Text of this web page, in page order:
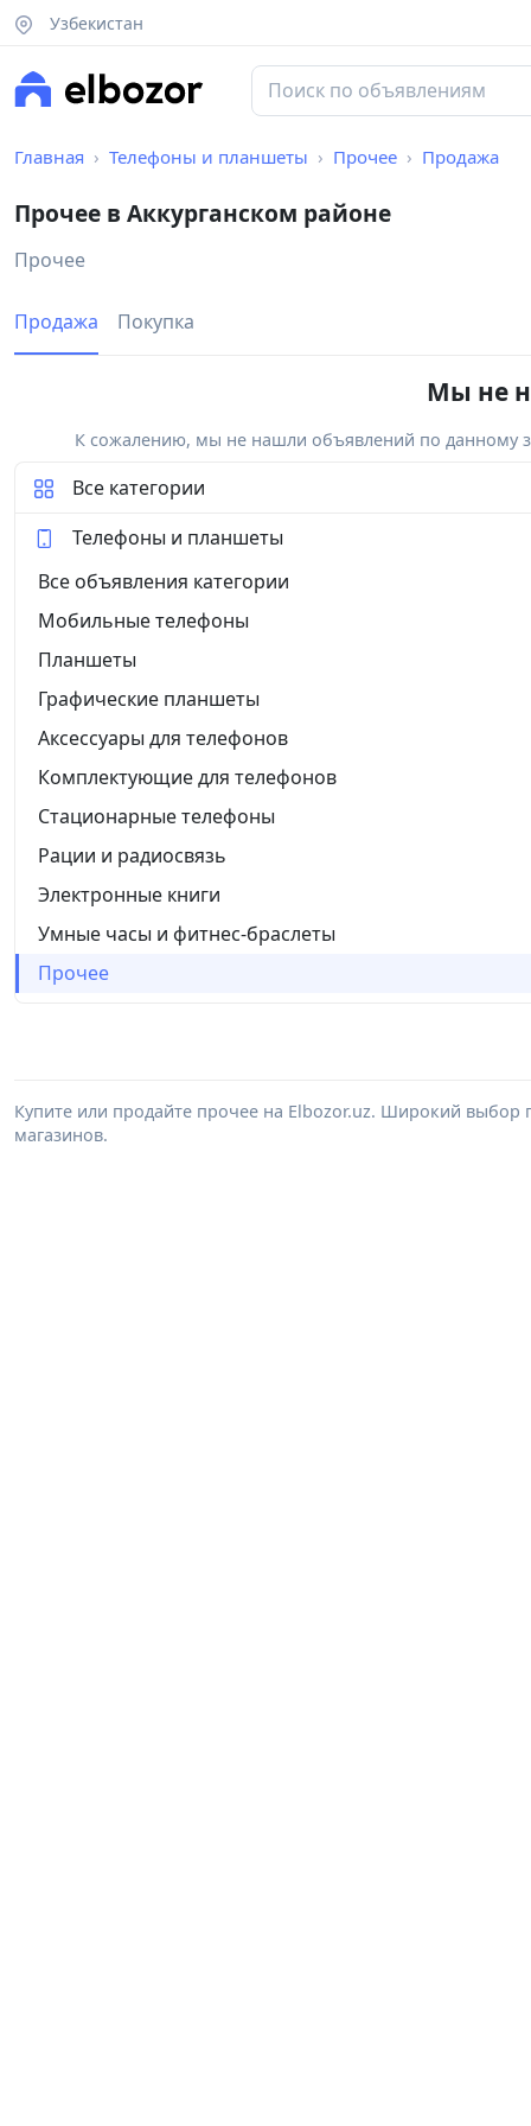
Узбекистан
Главная Телефоны и планшеты Прочее Продажа
Прочее в Аккурганском районе
Прочее
Продажа Покупка
Мы не
К сожалению, мы не нашли объявлений по данному
Все категории
Телефоны и планшеты
Все объявления категории
Мобильные телефоны
Планшеты
Графические планшеты
Аксессуары для телефонов
Комплектующие для телефонов
Стационарные телефоны
Рации и радиосвязь
Электронные книги
Умные часы и фитнес-браслеты
Прочее
Купите или продайте прочее на Elbozor.uz. Широкий
магазинов.